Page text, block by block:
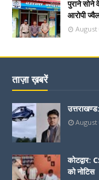
पुराने
आरोपी
August
ताज़ा ख़बरें
August
कोटद्वार:
को नोटिस